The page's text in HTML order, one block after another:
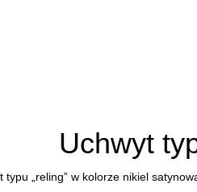
Uchwyt
typu „reling” w kolorze nikiel